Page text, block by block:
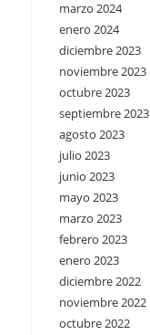
marzo 2024
enero 2024
diciembre 2023
noviembre 2023
octubre 2023
septiembre 2023
agosto 2023
julio 2023
junio 2023
mayo 2023
marzo 2023
febrero 2023
enero 2023
diciembre 2022
noviembre 2022
octubre 2022